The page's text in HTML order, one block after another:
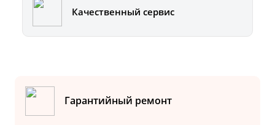
Качественный сервис
Гарантийный ремонт